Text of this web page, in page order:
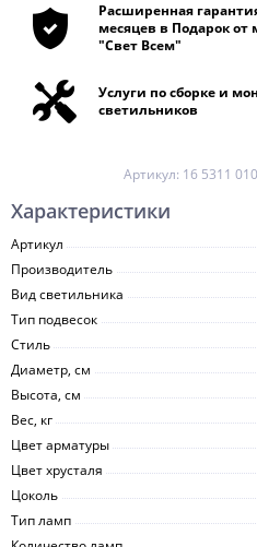
Расширенная
месяцев в Подарок от
"Свет Всем"
Услуги по сборке и
светильников
Артикул: 16 5311
Характеристики
Артикул
Производитель
Вид светильника
Тип подвесок
Стиль
Диаметр, см
Высота, см
Вес, кг
Цвет арматуры
Цвет хрусталя
Цоколь
Тип ламп